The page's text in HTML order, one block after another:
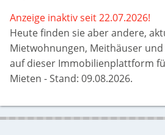
Anzeige inaktiv seit 22.07.2026!
Heute finden sie aberandere,
Mietwohnungen, Meithäuser
auf dieser Immobilienplattform
Mieten - Stand: 09.08.2026.